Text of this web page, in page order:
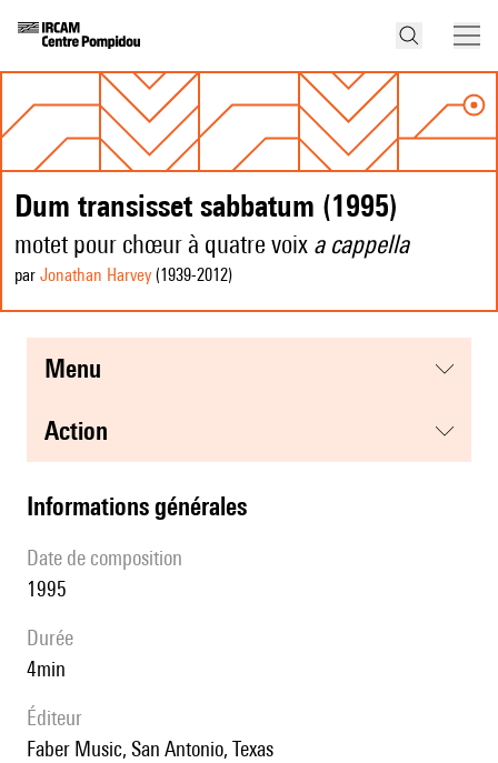
Dum transisset sabbatum (1995)
motet pour chœur à quatre voix a cappella
par Jonathan Harvey (1939-2012)
menu
action
informations générales
date de composition
1995
durée
4min
éditeur
Faber Music, San Antonio, Texas